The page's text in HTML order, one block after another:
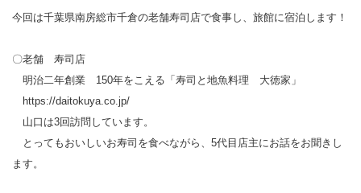
今回は千葉県南房総市千倉の老舗寿司店で食事し、旅館に宿泊します！
〇老舗 寿司店
明治二年創業 150年をこえる「寿司と地魚料理 大徳家」
https://daitokuya.co.jp/
山口は3回訪問しています。
とってもおいしいお寿司を食べながら、5代目店主にお話をお聞きし
ます。